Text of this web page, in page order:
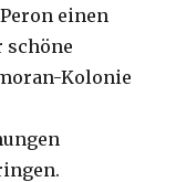
einen
schöne
Kolonie